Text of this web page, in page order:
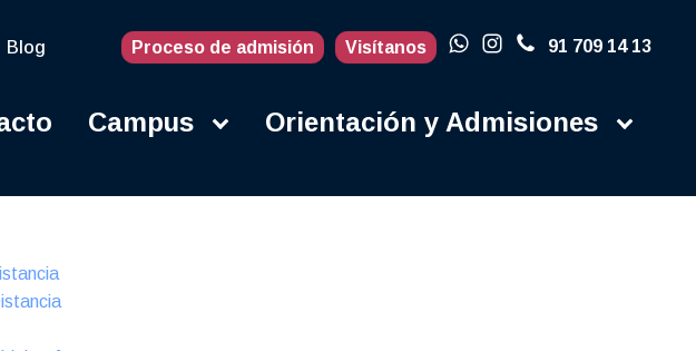
Blog Proceso de admisión Visítanos 91 709 14 13
Campus Orientación y Admisiones